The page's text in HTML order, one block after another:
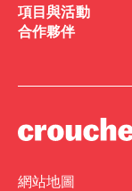
項目與活動
合作夥伴
網站地圖